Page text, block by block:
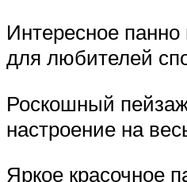
Интересное
для любителей
Роскошный
настроение на
Яркое красочное